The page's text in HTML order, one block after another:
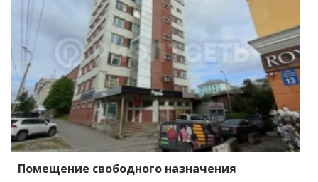
Помещение свободного назначения